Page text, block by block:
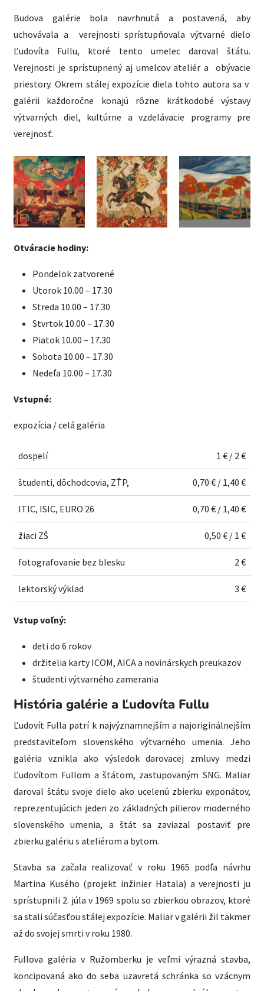
Budova galérie bola navrhnutá a postavená, aby
uchovávala a verejnosti sprístupňovala výtvarné dielo
Ľudovíta Fullu, ktoré tento umelec daroval štátu.
Verejnosti je sprístupnený aj umelcov ateliér a obývacie
priestory. Okrem stálej expozície diela tohto autora sa v
galérii každoročne konajú rôzne krátkodobé výstavy
výtvarných diel, kultúrne a vzdelávacie programy pre
verejnosť.
Otváracie hodiny:
Pondelok zatvorené
Utorok 10.00 – 17.30
Streda 10.00 – 17.30
Stvrtok 10.00 – 17.30
Piatok 10.00 – 17.30
Sobota 10.00 – 17.30
Nedeľa 10.00 – 17.30
Vstupné:
expozícia / celá galéria
dospelí 1 € / 2 €
študenti, dôchodcovia, ZŤP, 0,70 € / 1,40 €
ITIC, ISIC, EURO 26 0,70 € / 1,40 €
žiaci ZŠ 0,50 € / 1 €
fotografovanie bez blesku 2 €
lektorský výklad 3 €
Vstup voľný:
deti do 6 rokov
držitelia karty ICOM, AICA a novinárskych preukazov
študenti výtvarného zamerania
História galérie a Ľudovíta Fullu
Ľudovít Fulla patrí k najvýznamnejším a najoriginálnejším
predstaviteľom slovenského výtvarného umenia. Jeho
galéria vznikla ako výsledok darovacej zmluvy medzi
Ľudovítom Fullom a štátom, zastupovaným SNG. Maliar
daroval štátu svoje dielo ako ucelenú zbierku exponátov,
reprezentujúcich jeden zo základných pilierov moderného
slovenského umenia, a štát sa zaviazal postaviť pre
zbierku galériu s ateliérom a bytom.
Stavba sa začala realizovať v roku 1965 podľa návrhu
Martina Kusého (projekt inžinier Hatala) a verejnosti ju
sprístupnili 2. júla v 1969 spolu so zbierkou obrazov, ktoré
sa stali súčasťou stálej expozície. Maliar v galérii žil takmer
až do svojej smrti v roku 1980.
Fullova galéria v Ružomberku je veľmi výrazná stavba,
koncipovaná ako do seba uzavretá schránka so vzácnym